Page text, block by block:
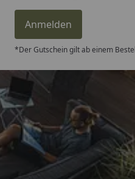
Anmelden
*Der Gutschein gilt ab einem